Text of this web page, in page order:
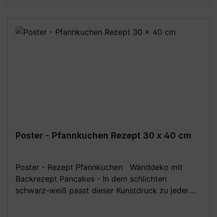
Farbabweichungen vom dargestellten Artikelbild
Poster - Pfannkuchen Rezept 30 x 40 cm
Poster - Rezept Pfannkuchen Wanddeko mit
Backrezept Pancakes - In dem schlichten
schwarz-weiß passt dieser Kunstdruck zu jeder